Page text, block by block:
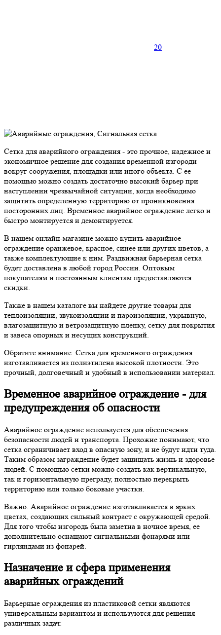
20
Сетка для аварийного ограждения - это прочное, надежное и
экономичное решение для создания временной изгороди
вокруг сооружения, площадки или иного объекта. С ее
помощью можно создать достаточно высокий барьер при
наступлении чрезвычайной ситуации, когда необходимо
защитить определенную территорию от проникновения
посторонних лиц. Временное аварийное ограждение легко и
быстро монтируется и демонтируется.
В нашем онлайн-магазине можно купить аварийное
ограждение оранжевое, красное, синее или других цветов, а
также комплектующие к ним. Раздвижная барьерная сетка
будет доставлена в любой город России. Оптовым
покупателям и постоянным клиентам предоставляются
скидки.
Также в нашем каталоге вы найдете другие товары для
теплоизоляции, звукоизоляции и пароизоляции, укрывную,
влагозащитную и ветрозащитную пленку, сетку для покрытия
и завеса опорных и несущих конструкций.
Обратите внимание. Сетка для временного ограждения
изготавливается из полиэтилена высокой плотности. Это
прочный, долговечный и удобный в использовании материал.
Временное аварийное ограждение - для
предупреждения об опасности
Аварийное ограждение используется для обеспечения
безопасности людей и транспорта. Прохожие понимают, что
сетка ограничивает вход в опасную зону, и не будут идти туда.
Таким образом заграждение будет защищать жизнь и здоровье
людей. С помощью сетки можно создать как вертикальную,
так и горизонтальную преграду, полностью перекрыть
территорию или только боковые участки.
Важно. Аварийное ограждение изготавливается в ярких
цветах, создающих сильный контраст с окружающей средой.
Для того чтобы изгородь была заметна в ночное время, ее
дополнительно оснащают сигнальными фонарями или
гирляндами из фонарей.
Назначение и сфера применения
аварийных ограждений
Барьерные ограждения из пластиковой сетки являются
универсальным вариантом и используются для решения
различных задач: